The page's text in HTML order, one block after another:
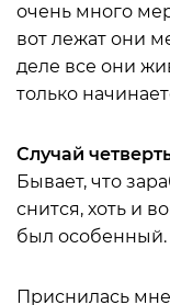
очень много
вот лежат они
деле все они
только
Случай
Бывает, что
снится, хоть и
был особенный.
Приснилась